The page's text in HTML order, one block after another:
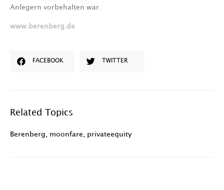
Anlegern vorbehalten war.
www.berenberg.de
FACEBOOK TWITTER
Related Topics
Berenberg moonfare privateequity